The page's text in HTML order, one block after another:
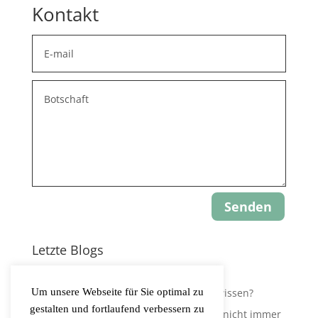
Kontakt
Senden
Letzte Blogs
Leidest Du an Hypokapnie, ohne es zu wissen?
Der Körper regelt Sauerstoffversorgung nicht immer
Um unsere Webseite für Sie optimal zu
gestalten und fortlaufend verbessern zu